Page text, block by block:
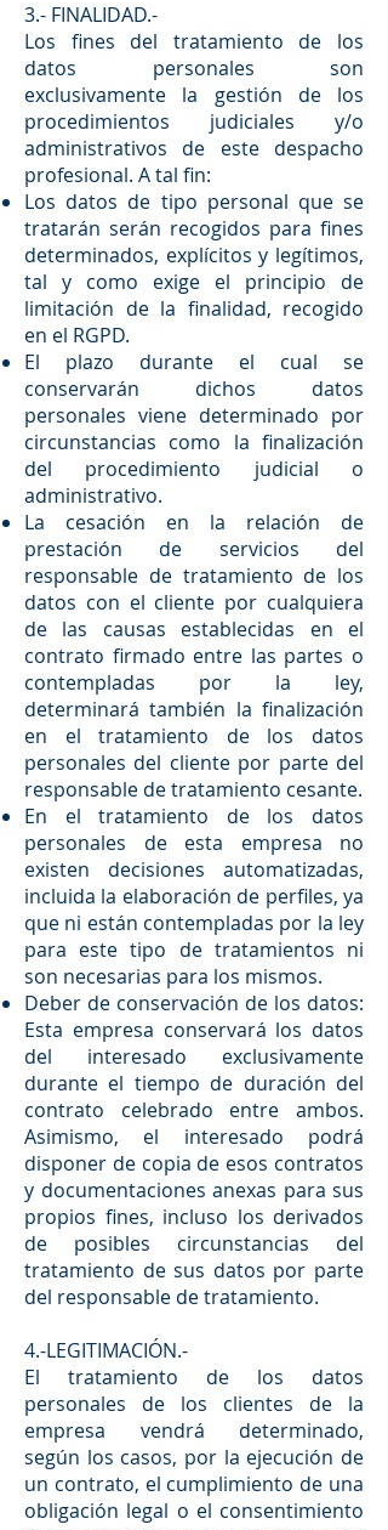
3.- FINALIDAD.-
Los fines del tratamiento de los
datos personales son
exclusivamente la gestión de los
procedimientos judiciales y/o
administrativos de este despacho
profesional. A tal fin:
Los datos de tipo personal que se
tratarán serán recogidos para fines
determinados, explícitos y legítimos,
tal y como exige el principio de
limitación de la finalidad, recogido
en el RGPD.
El plazo durante el cual se
conservarán dichos datos
personales viene determinado por
circunstancias como la finalización
del procedimiento judicial o
administrativo.
La cesación en la relación de
prestación de servicios del
responsable de tratamiento de los
datos con el cliente por cualquiera
de las causas establecidas en el
contrato firmado entre las partes o
contempladas por la ley,
determinará también la finalización
en el tratamiento de los datos
personales del cliente por parte del
responsable de tratamiento cesante.
En el tratamiento de los datos
personales de esta empresa no
existen decisiones automatizadas,
incluida la elaboración de perfiles, ya
que ni están contempladas por la ley
para este tipo de tratamientos ni
son necesarias para los mismos.
Deber de conservación de los datos:
Esta empresa conservará los datos
del interesado exclusivamente
durante el tiempo de duración del
contrato celebrado entre ambos.
Asimismo, el interesado podrá
disponer de copia de esos contratos
y documentaciones anexas para sus
propios fines, incluso los derivados
de posibles circunstancias del
tratamiento de sus datos por parte
del responsable de tratamiento.
4.-LEGITIMACIÓN.-
El tratamiento de los datos
personales de los clientes de la
empresa vendrá determinado,
según los casos, por la ejecución de
un contrato, el cumplimiento de una
obligación legal o el consentimiento